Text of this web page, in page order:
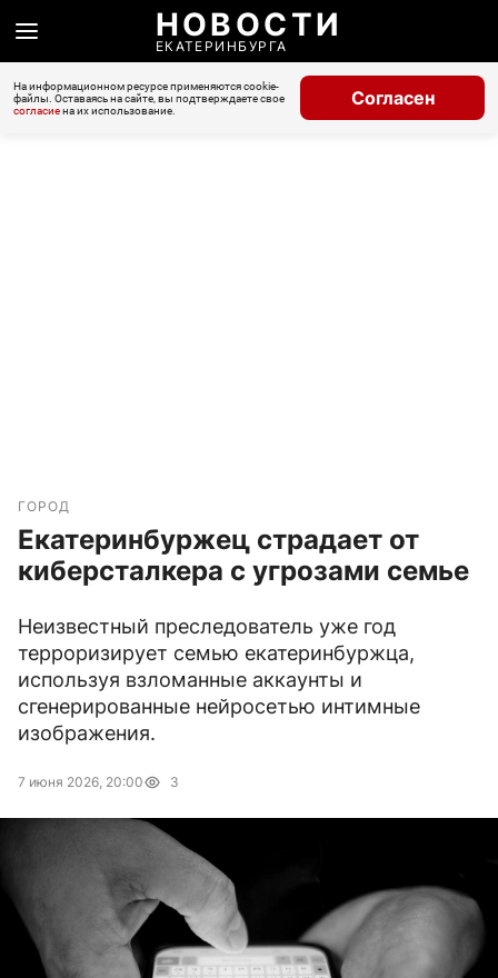
НОВОСТИ
ЕКАТЕРИНБУРГА
На информационном ресурсе применяются cookie-
файлы. Оставаясь на сайте, вы подтверждаете свое
согласиена их использование.
Согласен
ГОРОД
Екатеринбуржец страдает от
киберсталкера с угрозами семье
Неизвестный преследователь уже год
терроризирует семью екатеринбуржца,
используя взломанные аккаунты и
сгенерированные нейросетью интимные
изображения.
7 июня 2026, 20:00 3